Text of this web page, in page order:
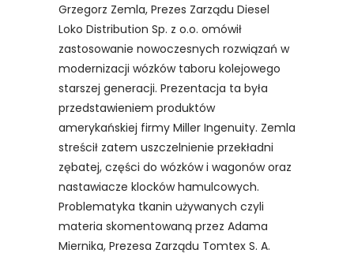
Grzegorz Zemla, Prezes Zarządu Diesel
Loko Distribution Sp. z o.o. omówił
zastosowanie nowoczesnych rozwiązań w
modernizacji wózków taboru kolejowego
starszej generacji. Prezentacja ta była
przedstawieniem produktów
amerykańskiej firmy Miller Ingenuity. Zemla
streścił zatem uszczelnienie przekładni
zębatej, części do wózków i wagonów oraz
nastawiacze klocków hamulcowych.
Problematyka tkanin używanych czyli
materia skomentowaną przez Adama
Miernika, Prezesa Zarządu Tomtex S. A.